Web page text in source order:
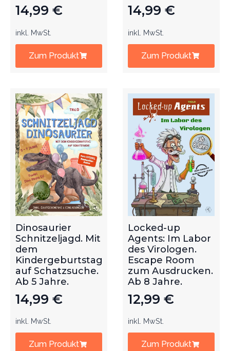
14,99 €
inkl. MwSt.
Zum Produkt
14,99 €
inkl. MwSt.
Zum Produkt
Dinosaurier
Schnitzeljagd. Mit
dem
Kindergeburtstag
auf Schatzsuche.
Ab 5 Jahre.
14,99 €
inkl. MwSt.
Zum Produkt
Locked-up
Agents: Im Labor
des Virologen.
Escape Room
zum Ausdrucken.
Ab 8 Jahre.
12,99 €
inkl. MwSt.
Zum Produkt